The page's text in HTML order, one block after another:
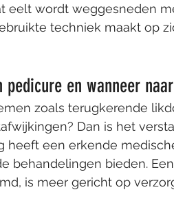
eelt wordt weggesneden
techniek maakt op
en wanneer
zoals terugkerende
Dan is het
heeft een erkende
behandelingen bieden.
is meer gericht op